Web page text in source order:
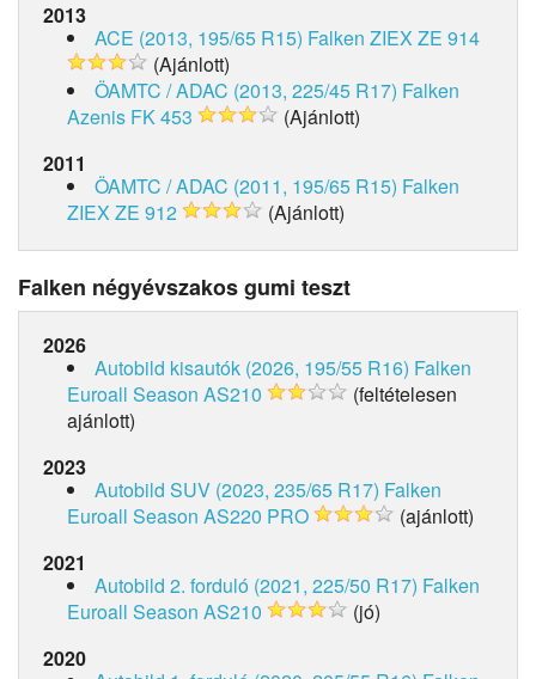
2013
ACE (2013, 195/65 R15) Falken ZIEX ZE 914
(Ajánlott)
ÖAMTC / ADAC (2013, 225/45 R17) Falken
Azenis FK 453
(Ajánlott)
2011
ÖAMTC / ADAC (2011, 195/65 R15) Falken
ZIEX ZE 912
(Ajánlott)
Falken négyévszakos gumi teszt
2026
Autobild kisautók (2026, 195/55 R16) Falken
Euroall Season AS210
(feltételesen
ajánlott)
2023
Autobild SUV (2023, 235/65 R17) Falken
Euroall Season AS220 PRO
(ajánlott)
2021
Autobild 2. forduló (2021, 225/50 R17) Falken
Euroall Season AS210
(jó)
2020